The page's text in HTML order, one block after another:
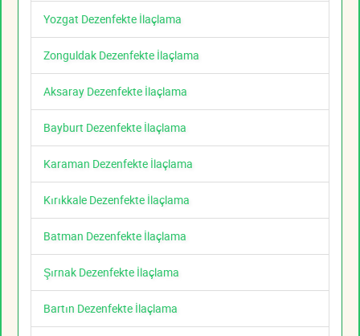
Yozgat Dezenfekte İlaçlama
Zonguldak Dezenfekte İlaçlama
Aksaray Dezenfekte İlaçlama
Bayburt Dezenfekte İlaçlama
Karaman Dezenfekte İlaçlama
Kırıkkale Dezenfekte İlaçlama
Batman Dezenfekte İlaçlama
Şırnak Dezenfekte İlaçlama
Bartın Dezenfekte İlaçlama